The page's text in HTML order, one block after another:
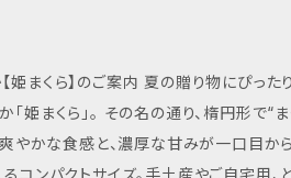
物にぴったり！ 神奈川県横須賀
“まくら”のように愛らし
かな食感と、濃厚な甘みが一口目から広が
コンパクトサイズ。手土産やご自宅用、